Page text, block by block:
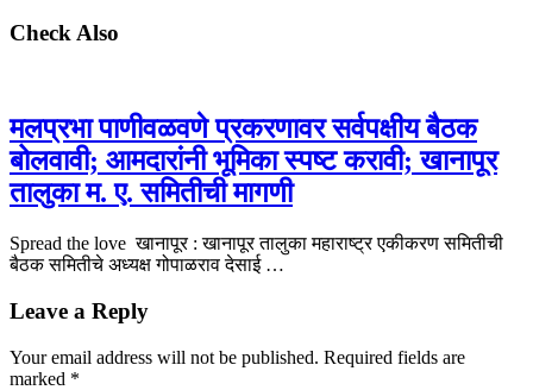
Check Also
मलप्रभा पाणीवळवणे प्रकरणावर सर्वपक्षीय बैठक
बोलवावी; आमदारांनी भूमिका स्पष्ट करावी; खानापूर
तालुका म. ए. समितीची मागणी
Spread the love खानापूर : खानापूर तालुका महाराष्ट्र एकीकरण समितीची
बैठक समितीचे अध्यक्ष गोपाळराव देसाई …
Leave a Reply
Your email address will not be published. Required fields are
marked *